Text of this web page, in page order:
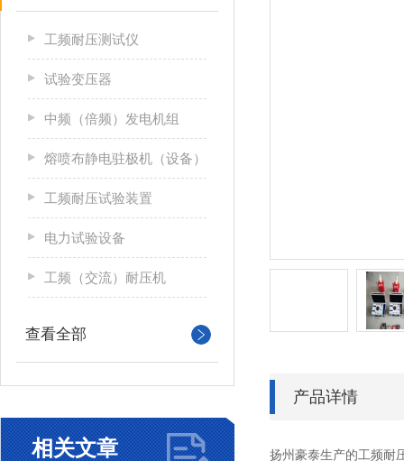
工频耐压测试仪
试验变压器
中频（倍频）发电机组
熔喷布静电驻极机（设备）
工频耐压试验装置
电力试验设备
工频（交流）耐压机
查看全部
相关文章
产品详情
扬州豪泰生产的工频耐